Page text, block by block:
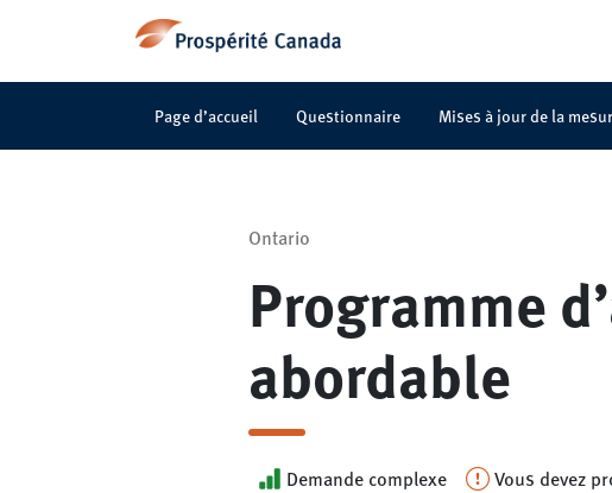
Page d’accueil Questionnaire Mises à jour de la
Ontario
Programme
abordable
Demande complexe
Vous devez